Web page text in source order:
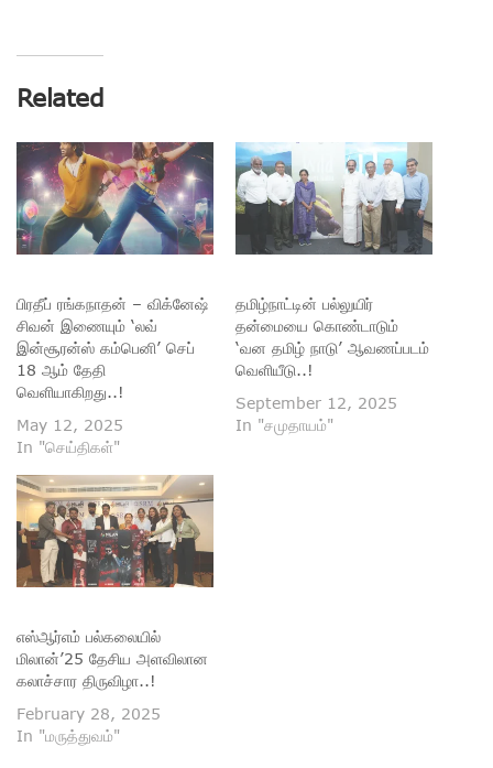
Related
பிரதீப் ரங்கநாதன் – விக்னேஷ்
சிவன் இணையும் ‘லவ்
இன்சூரன்ஸ் கம்பெனி’ செப்
18 ஆம் தேதி
வெளியாகிறது..!
May 12, 2025
In "செய்திகள்"
தமிழ்நாட்டின் பல்லுயிர்
தன்மையை கொண்டாடும்
‘வன தமிழ் நாடு’ ஆவணப்படம்
வெளியீடு..!
September 12, 2025
In "சமுதாயம்"
எஸ்ஆர்எம் பல்கலையில்
மிலான்’25 தேசிய அளவிலான
கலாச்சார திருவிழா..!
February 28, 2025
In "மருத்துவம்"